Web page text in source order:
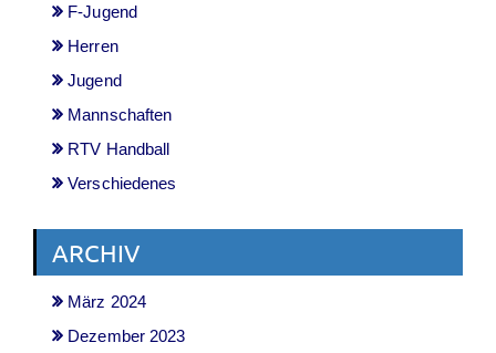
F-Jugend
Herren
Jugend
Mannschaften
RTV Handball
Verschiedenes
ARCHIV
März 2024
Dezember 2023